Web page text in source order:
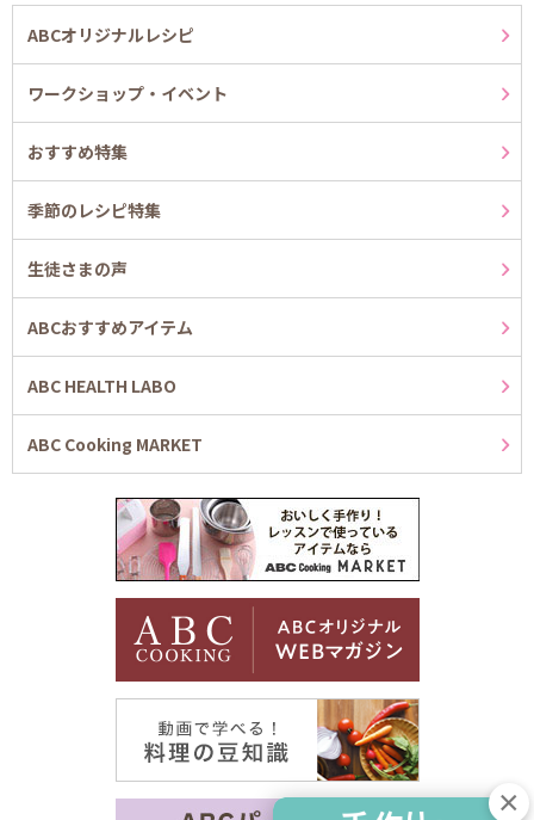
ABCオリジナルレシピ
ワークショップ・イベント
おすすめ特集
季節のレシピ特集
生徒さまの声
ABCおすすめアイテム
ABC HEALTH LABO
ABC Cooking MARKET